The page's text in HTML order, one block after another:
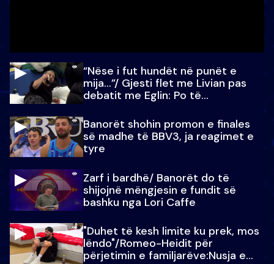
“Nëse i fut hundët në punët e
mija…”/ Gjesti flet me Livian pas
debatit me Eglin: Po të
Banorët shohin promon e finales
së madhe të BBV3, ja reagimet e
tyre
Zarf i bardhë/ Banorët do të
shijojnë mëngjesin e fundit së
bashku nga Lori Caffe
"Duhet të kesh limite ku prek, mos
lëndo"/Romeo-Heidit për
përjetimin e familjarëve:Nusja e